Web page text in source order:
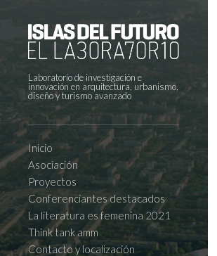
Laboratorio de investigación e
innovación en arquitectura, urbanismo,
diseño y turismo avanzado
Inicio
Asociación
Proyectos
Conferenciantes destacados
La literatura es femenina 2021
Think tank amm
Contacto y localización